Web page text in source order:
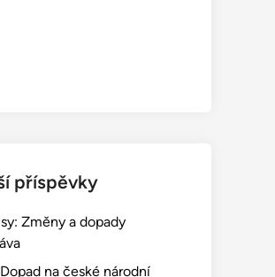
příspěvky
Změny a dopady
na české národní